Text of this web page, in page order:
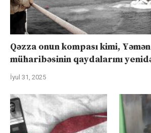
Qəzza onun kompası kimi,
müharibəsinin qaydalarını
İyul 31, 2025